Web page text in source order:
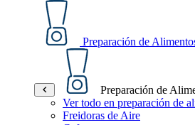
Preparación de
Preparación de
Ver todo en preparación de
Freidoras de Aire